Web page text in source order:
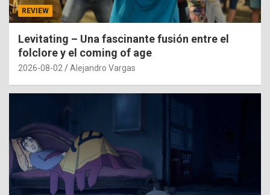
REVIEW
Levitating – Una fascinante fusión entre el
folclore y el coming of age
2026-08-02 Alejandro Vargas